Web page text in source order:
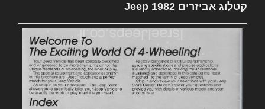
קטלוג אביזרים 1982 Jeep